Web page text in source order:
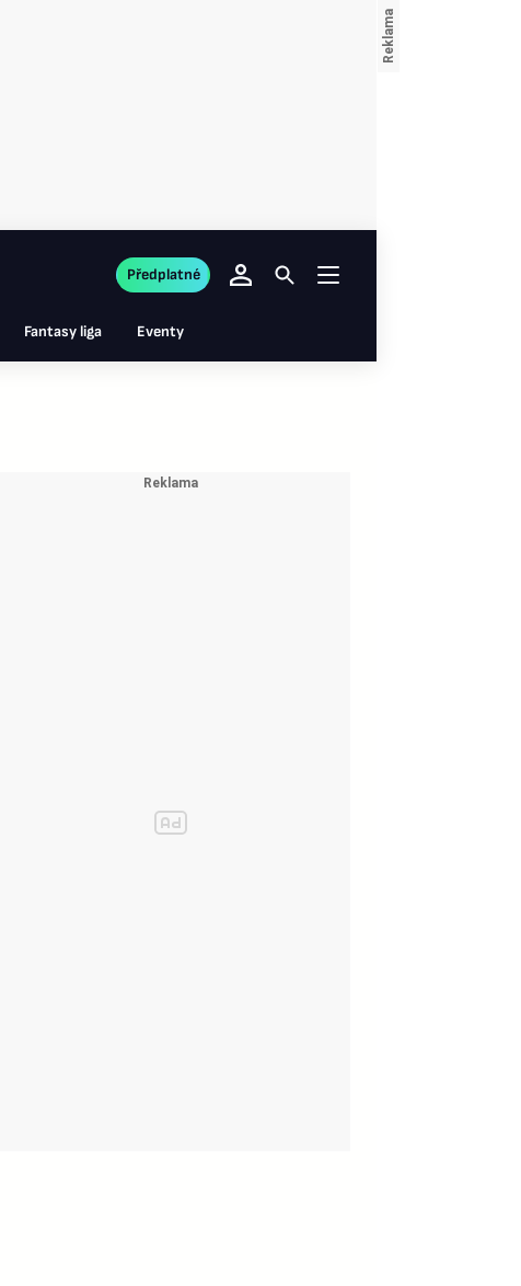
Fantasy liga Eventy
Předplatné